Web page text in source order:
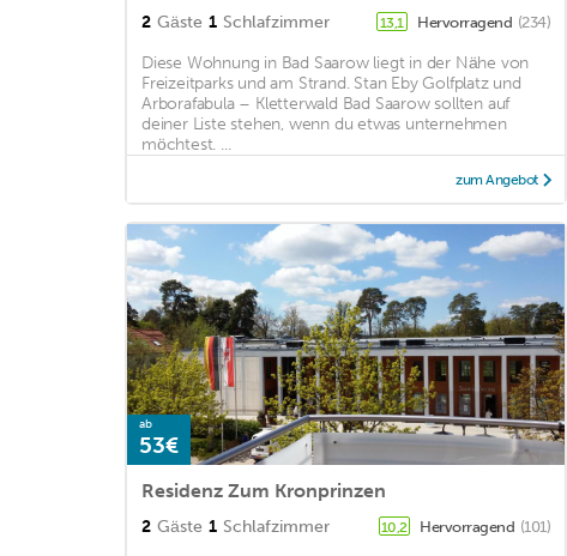
2 Gäste 1 Schlafzimmer 13,1 Hervorragend (234)
Diese Wohnung in Bad Saarow liegt in der Nähe von
Freizeitparks und am Strand. Stan Eby Golfplatz und
Arborafabula – Kletterwald Bad Saarow sollten auf
deiner Liste stehen, wenn du etwas unternehmen
möchtest. ...
zum Angebot
ab
53€
Residenz Zum Kronprinzen
2 Gäste 1 Schlafzimmer 10,2 Hervorragend (101)